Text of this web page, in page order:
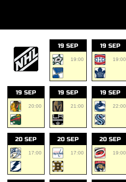
19 SEP
19:00
19 SEP
19:00
19 SEP
20:00
19 SEP
21:00
19 SEP
22:00
20 SEP
17:00
20 SEP
17:00
20 SEP
19:00